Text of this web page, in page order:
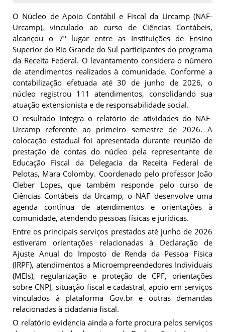
O Núcleo de Apoio Contábil e Fiscal da Urcamp (NAF-
Urcamp), vinculado ao curso de Ciências Contábeis,
alcançou o 7º lugar entre as Instituições de Ensino
Superior do Rio Grande do Sul participantes do programa
da Receita Federal. O levantamento considera o número
de atendimentos realizados à comunidade. Conforme a
contabilização efetuada até 30 de junho de 2026, o
núcleo registrou 111 atendimentos, consolidando sua
atuação extensionista e de responsabilidade social.
O resultado integra o relatório de atividades do NAF-
Urcamp referente ao primeiro semestre de 2026. A
colocação estadual foi apresentada durante reunião de
prestação de contas do núcleo pela representante de
Educação Fiscal da Delegacia da Receita Federal de
Pelotas, Mara Colomby. Coordenado pelo professor João
Cleber Lopes, que também responde pelo curso de
Ciências Contábeis da Urcamp, o NAF desenvolve uma
agenda contínua de atendimentos e orientações à
comunidade, atendendo pessoas físicas e jurídicas.
Entre os principais serviços prestados até junho de 2026
estiveram orientações relacionadas à Declaração de
Ajuste Anual do Imposto de Renda da Pessoa Física
(IRPF), atendimentos a Microempreendedores Individuais
(MEIs), regularização e proteção de CPF, orientações
sobre CNPJ, situação fiscal e cadastral, apoio em serviços
vinculados à plataforma Gov.br e outras demandas
relacionadas à cidadania fiscal.
O relatório evidencia ainda a forte procura pelos serviços